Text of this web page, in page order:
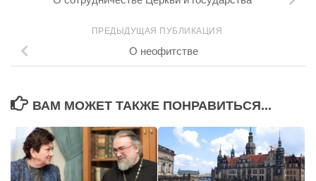
ПРЕДЫДУЩАЯ ПУБЛИКАЦИЯ
О неофитстве
ВАМ МОЖЕТ ТАКЖЕ ПОНРАВИТЬСЯ...